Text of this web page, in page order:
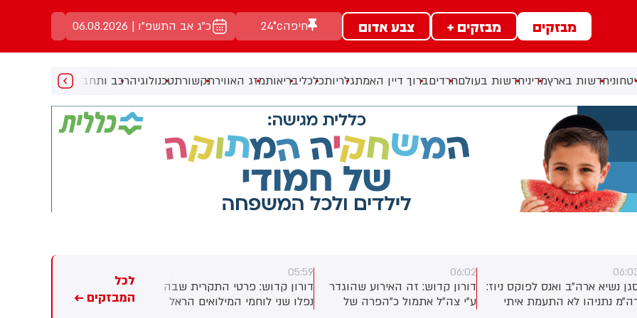
מבזקים מבזקים + צבע אדום חיפה24°c כ"ג אב התשפ"ו | 06.08.2026
חדשות בארץמדיניחדשות בעולםחרדיםברוך דיין האמתגלריותכלכליבריאותמזג האווירתקשורתטכנולוגיהרכב ותחבורהמעניין
נשיא ארה״ב ואנס לפוקס ניוז:
נתניהו לא התעמת איתי
06:02
דורון קדוש: זה האירוע שהוגדר
ע״י צה״ל אתמול כ״הפרה של
05:59
דורון קדוש: פרטי התקרית שבה
נפלו שני לוחמי המילואים הראל
ניצן שפירא: הותר לפרסום: רס"ן
הראל בירנשטוק ז"ל ורס"ם תמיר
לכל
המבזקים ←